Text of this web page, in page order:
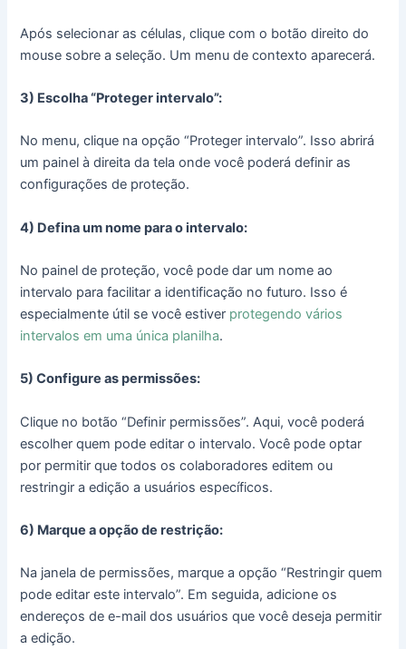
Após selecionar as células, clique com o botão direito do
mouse sobre a seleção. Um menu de contexto aparecerá.
3) Escolha “Proteger intervalo”:
No menu, clique na opção “Proteger intervalo”. Isso abrirá
um painel à direita da tela onde você poderá definir as
configurações de proteção.
4) Defina um nome para o intervalo:
No painel de proteção, você pode dar um nome ao
intervalo para facilitar a identificação no futuro. Isso é
especialmente útil se você estiver protegendo vários
intervalos em uma única planilha.
5) Configure as permissões:
Clique no botão “Definir permissões”. Aqui, você poderá
escolher quem pode editar o intervalo. Você pode optar
por permitir que todos os colaboradores editem ou
restringir a edição a usuários específicos.
6) Marque a opção de restrição:
Na janela de permissões, marque a opção “Restringir quem
pode editar este intervalo”. Em seguida, adicione os
endereços de e-mail dos usuários que você deseja permitir
a edição.